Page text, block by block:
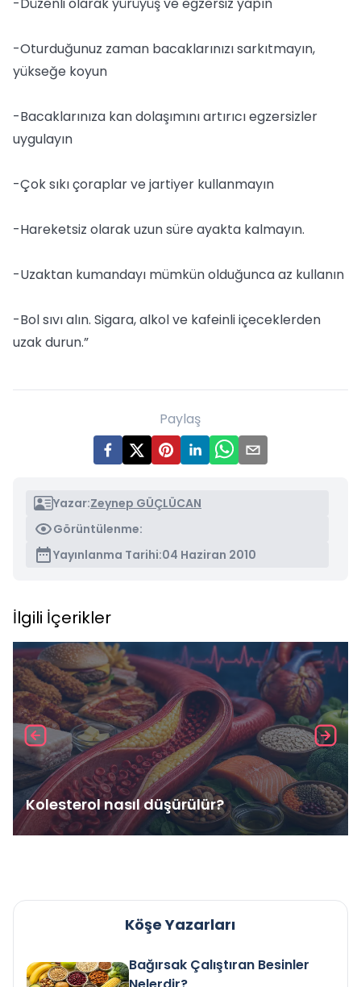
-Oturduğunuz zaman bacaklarınızı sarkıtmayın,
yükseğe koyun
-Bacaklarınıza kan dolaşımını artırıcı egzersizler
uygulayın
-Çok sıkı çoraplar ve jartiyer kullanmayın
-Hareketsiz olarak uzun süre ayakta kalmayın.
-Uzaktan kumandayı mümkün olduğunca az kullanın
-Bol sıvı alın. Sigara, alkol ve kafeinli içeceklerden
uzak durun.”
Paylaş
Yazar:Zeynep GÜÇLÜCAN
Görüntülenme:
Yayınlanma Tarihi:04 Haziran 2010
İlgili İçerikler
Kolesterol nasıl düşürülür?
Köşe Yazarları
Bağırsak Çalıştıran Besinler